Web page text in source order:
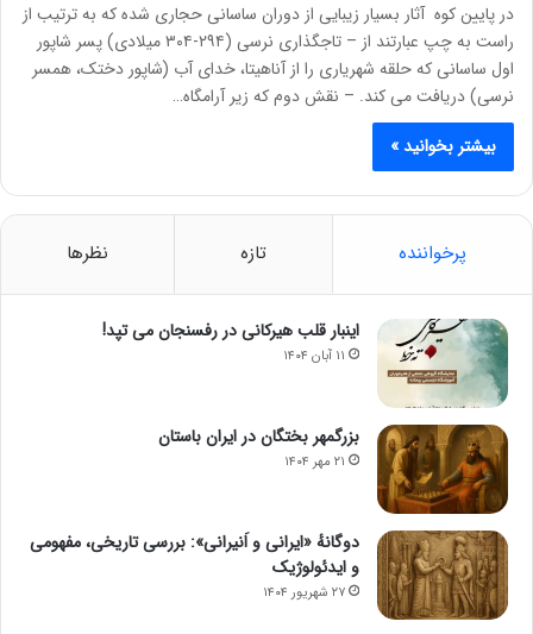
در پایین کوه آثار بسیار زیبایی از دوران ساسانی حجاری شده که به ترتیب از
راست به چپ عبارتند از – تاجگذاری نرسی (۲۹۴-۳۰۴ میلادی) پسر شاپور
اول ساسانی که حلقه شهریاری را از آناهیتا، خدای آب (شاپور دختک، همسر
نرسی) دریافت می کند. – نقش دوم که زیر آرامگاه…
بیشتر بخوانید »
پرخواننده تازه نظرها
اینبار قلب هیرکانی در رفسنجان می تپد!
۱۱ آبان ۱۴۰۴
بزرگمهر بختگان در ایران باستان
۲۱ مهر ۱۴۰۴
دوگانهٔ «ایرانی و اَنیرانی»: بررسی تاریخی، مفهومی
و ایدئولوژیک
۲۷ شهریور ۱۴۰۴